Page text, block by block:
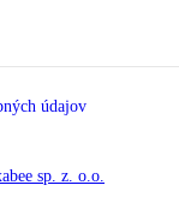
údajov
sp. z. o.o.